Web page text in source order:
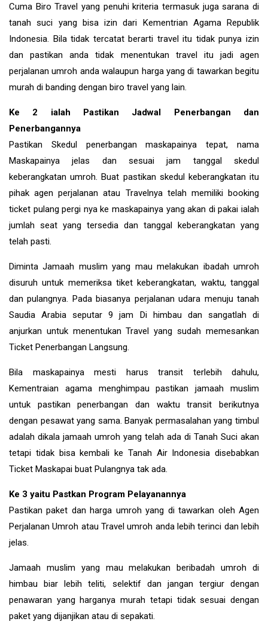
Cuma Biro Travel yang penuhi kriteria termasuk juga sarana di
tanah suci yang bisa izin dari Kementrian Agama Republik
Indonesia. Bila tidak tercatat berarti travel itu tidak punya izin
dan pastikan anda tidak menentukan travel itu jadi agen
perjalanan umroh anda walaupun harga yang di tawarkan begitu
murah di banding dengan biro travel yang lain.
Ke 2 ialah Pastikan Jadwal Penerbangan dan
Penerbangannya
Pastikan Skedul penerbangan maskapainya tepat, nama
Maskapainya jelas dan sesuai jam tanggal skedul
keberangkatan umroh. Buat pastikan skedul keberangkatan itu
pihak agen perjalanan atau Travelnya telah memiliki booking
ticket pulang pergi nya ke maskapainya yang akan di pakai ialah
jumlah seat yang tersedia dan tanggal keberangkatan yang
telah pasti.
Diminta Jamaah muslim yang mau melakukan ibadah umroh
disuruh untuk memeriksa tiket keberangkatan, waktu, tanggal
dan pulangnya. Pada biasanya perjalanan udara menuju tanah
Saudia Arabia seputar 9 jam Di himbau dan sangatlah di
anjurkan untuk menentukan Travel yang sudah memesankan
Ticket Penerbangan Langsung.
Bila maskapainya mesti harus transit terlebih dahulu,
Kementraian agama menghimpau pastikan jamaah muslim
untuk pastikan penerbangan dan waktu transit berikutnya
dengan pesawat yang sama. Banyak permasalahan yang timbul
adalah dikala jamaah umroh yang telah ada di Tanah Suci akan
tetapi tidak bisa kembali ke Tanah Air Indonesia disebabkan
Ticket Maskapai buat Pulangnya tak ada.
Ke 3 yaitu Pastkan Program Pelayanannya
Pastikan paket dan harga umroh yang di tawarkan oleh Agen
Perjalanan Umroh atau Travel umroh anda lebih terinci dan lebih
jelas.
Jamaah muslim yang mau melakukan beribadah umroh di
himbau biar lebih teliti, selektif dan jangan tergiur dengan
penawaran yang harganya murah tetapi tidak sesuai dengan
paket yang dijanjikan atau di sepakati.